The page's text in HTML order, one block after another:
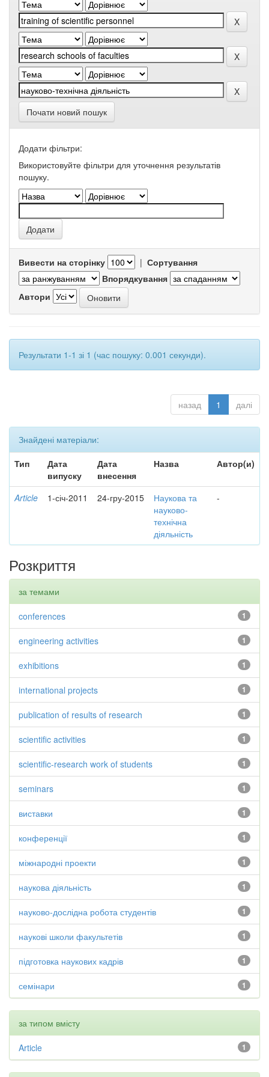
Почати новий пошук
Додати фільтри:
Використовуйте фільтри для уточнення результатів
пошуку.
Вивести на сторінку | Сортування
Впорядкування
Автори
Результати 1-1 зі 1 (час пошуку: 0.001 секунди).
назад 1 далі
Знайдені матеріали:
Тип
Дата
випуску
Дата
внесення
Назва Автор(и)
Article 1-січ-2011 24-гру-2015
Наукова та
науково-
технічна
діяльність
-
Розкриття
за темами
1
conferences
1
engineering activities
1
exhibitions
1
international projects
1
publication of results of research
1
scientific activities
1
scientific-research work of students
1
seminars
1
виставки
1
конференції
1
міжнародні проекти
1
наукова діяльність
1
науково-дослідна робота студентів
1
наукові школи факультетів
1
підготовка наукових кадрів
1
семінари
за типом вмісту
1
Article